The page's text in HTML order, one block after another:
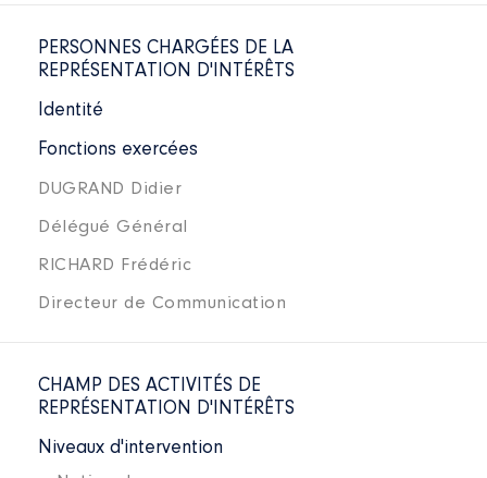
PERSONNES CHARGÉES DE LA
REPRÉSENTATION D'INTÉRÊTS
Identité
Fonctions exercées
DUGRAND Didier
Délégué Général
RICHARD Frédéric
Directeur de Communication
CHAMP DES ACTIVITÉS DE
REPRÉSENTATION D'INTÉRÊTS
Niveaux d'intervention